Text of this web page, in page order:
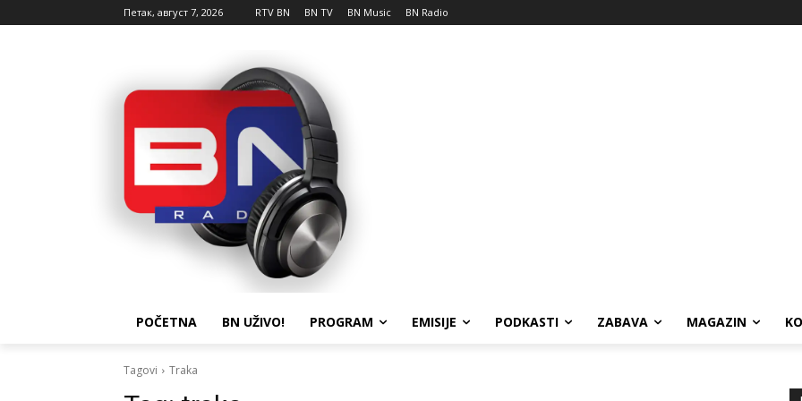
Петак, август 7, 2026 RTV BN BN TV BN Music BN Radio
POČETNA BN UŽIVO! PROGRAM EMISIJE PODKASTI ZABAVA MAGAZIN
Tagovi Traka